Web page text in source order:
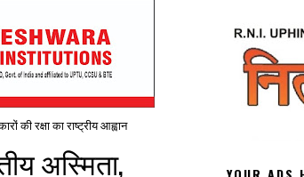
रक्षा का राष्ट्रीय आह्वान
अस्मिता,